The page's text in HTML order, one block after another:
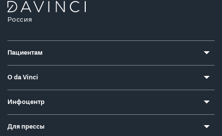
Россия
Пациентам
О da Vinci
Инфоцентр
Для прессы